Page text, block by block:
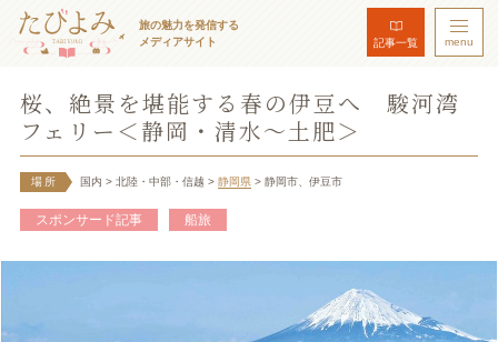
旅の魅力を発信する
メディアサイト
記事一覧 menu
桜、絶景を堪能する春の伊豆へ 駿河湾
フェリー＜静岡・清水～土肥＞
場所 国内 > 北陸・中部・信越 > 静岡県 > 静岡市、伊豆市
スポンサード記事 船旅